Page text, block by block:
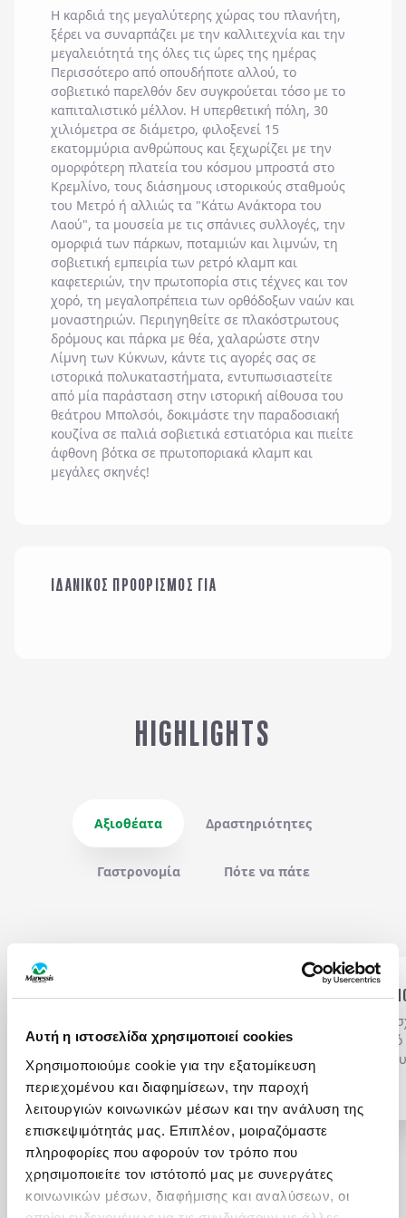
Αυτή η ιστοσελίδα χρησιμοποιεί cookies
Χρησιμοποιούμε cookie για την εξατομίκευση
περιεχομένου και διαφημίσεων, την παροχή
λειτουργιών κοινωνικών μέσων και την ανάλυση της
επισκεψιμότητάς μας. Επιπλέον, μοιραζόμαστε
πληροφορίες που αφορούν τον τρόπο που
χρησιμοποιείτε τον ιστότοπό μας με συνεργάτες
κοινωνικών μέσων, διαφήμισης και αναλύσεων, οι
Η καρδιά της μεγαλύτερης χώρας του πλανήτη,
ξέρει να συναρπάζει με την καλλιτεχνία και την
μεγαλειότητά της όλες τις ώρες της ημέρας
Περισσότερο από οπουδήποτε αλλού, το
σοβιετικό παρελθόν δεν συγκρούεται τόσο με το
καπιταλιστικό μέλλον. Η υπερθετική πόλη, 30
χιλιόμετρα σε διάμετρο, φιλοξενεί 15
εκατομμύρια ανθρώπους και ξεχωρίζει με την
ομορφότερη πλατεία του κόσμου μπροστά στο
Κρεμλίνο, τους διάσημους ιστορικούς σταθμούς
του Μετρό ή αλλιώς τα "Κάτω Ανάκτορα του
Λαού", τα μουσεία με τις σπάνιες συλλογές, την
ομορφιά των πάρκων, ποταμιών και λιμνών, τη
σοβιετική εμπειρία των ρετρό κλαμπ και
καφετεριών, την πρωτοπορία στις τέχνες και τον
χορό, τη μεγαλοπρέπεια των ορθόδοξων ναών και
μοναστηριών. Περιηγηθείτε σε πλακόστρωτους
δρόμους και πάρκα με θέα, χαλαρώστε στην
Λίμνη των Κύκνων, κάντε τις αγορές σας σε
ιστορικά πολυκαταστήματα, εντυπωσιαστείτε
από μία παράσταση στην ιστορική αίθουσα του
θεάτρου Μπολσόι, δοκιμάστε την παραδοσιακή
κουζίνα σε παλιά σοβιετικά εστιατόρια και πιείτε
άφθονη βότκα σε πρωτοποριακά κλαμπ και
μεγάλες σκηνές!
ΙΔΑΝΙΚΟΣ ΠΡΟΟΡΙΣΜΟΣ ΓΙΑ
ΟΙΚΟΓΕΝΕΙΑ ΜΕ
ΠΑΙΔΙΑ
HIGHLIGHTS
Αξιοθέατα Δραστηριότητες
Γαστρονομία Πότε να πάτε
Η ΚΟΚΚΙΝΗ ΠΛΑΤΕΙΑ
το ιστορικό κέντρο της
Μόσχας. Πολλοί συνδέουν το
όνομά της με το
κομμουνιστικό καθεστώς και
άλλοι με το κόκκινο χρώμα
των τούβλων του Κρεμλίνου.
Το πιθανότερο όμως είναι ότι
το όνομά της προήλθε από το
παλιό ρώσικο επίθετο
krasnaya, που σήμαινε
Περισσότερα...
ΤΟ ΚΡΕΜΛΙΝΟ ΤΗΣ
Το Κρεμλίνο της
αποτελεί το
της πρωτεύουσας.
αναφέρεται και
Κρεμλίνο, αν και
γλώσσα η λέξη
σημαίνει φρούριο.
Περιλαμβάνει
έργα με τείχη από
τούβλο, μήκους
χιλιομέτρων, 20
Περισσότερα...
1